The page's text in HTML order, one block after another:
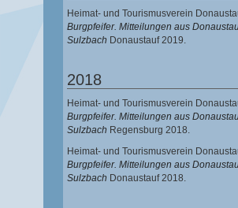
Heimat- und Tourismusverein
Burgpfeifer. Mitteilungen aus
Sulzbach Donaustauf 2019.
2018
Heimat- und Tourismusverein
Burgpfeifer. Mitteilungen aus
Sulzbach Regensburg 2018.
Heimat- und Tourismusverein
Burgpfeifer. Mitteilungen aus
Sulzbach Donaustauf 2018.